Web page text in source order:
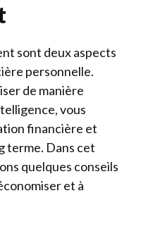
sont deux aspects
personnelle.
de manière
vous
financière et
terme. Dans cet
quelques conseils
et à